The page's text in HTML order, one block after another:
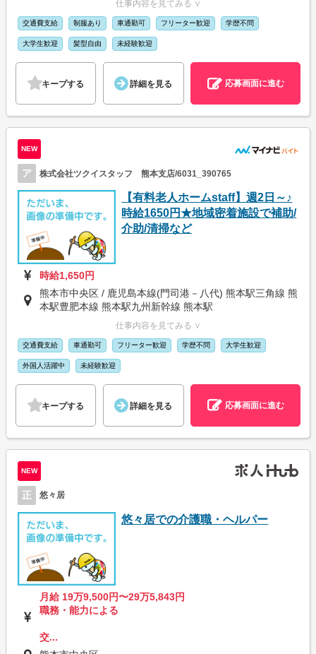
仕事内容を見てみる ∨
交通費支給 制服あり 車通勤可 フリーター歓迎 学歴不問
大学生歓迎 髪型自由 未経験歓迎
キープする 詳細を見る 応募画面に進む
NEW
ア 株式会社ツクイスタッフ 熊本支店/6031_390765
【有料老人ホームstaff】週2日～♪
時給1650円★地域密着施設で補助/
介助/清掃など
時給1,650円
熊本市中央区 / 鹿児島本線(門司港－八代) 熊本駅三角線 熊
本駅豊肥本線 熊本駅九州新幹線 熊本駅
仕事内容を見てみる ∨
交通費支給 車通勤可 フリーター歓迎 学歴不問 大学生歓迎
外国人活躍中 未経験歓迎
キープする 詳細を見る 応募画面に進む
NEW
正 悠々居
悠々居での介護職・ヘルパー
月給 19万9,500円〜29万5,843円
職務・能力による
交...